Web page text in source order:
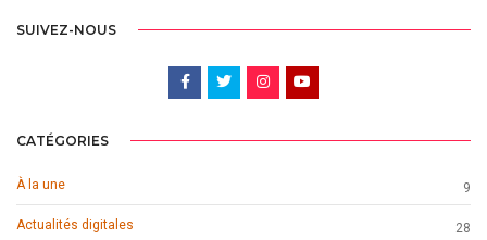
SUIVEZ-NOUS
CATÉGORIES
À la une 9
Actualités digitales 28